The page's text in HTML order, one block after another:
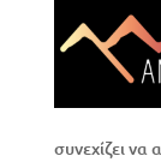
συνεχίζει να